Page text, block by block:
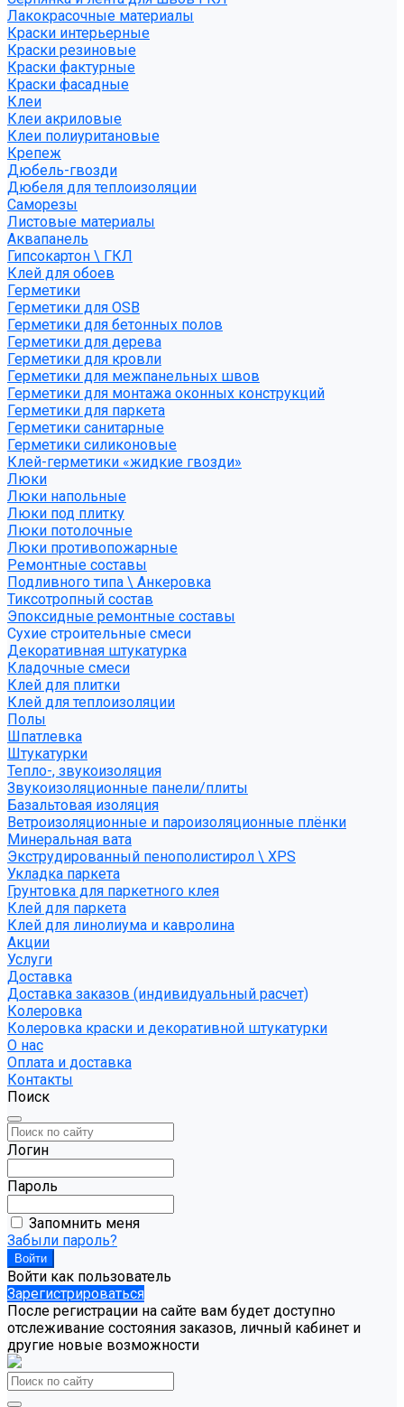
Лакокрасочные материалы
Краски интерьерные
Краски резиновые
Краски фактурные
Краски фасадные
Клеи
Клеи акриловые
Клеи полиуритановые
Крепеж
Дюбель-гвозди
Дюбеля для теплоизоляции
Саморезы
Листовые материалы
Аквапанель
Гипсокартон \ ГКЛ
Клей для обоев
Герметики
Герметики для OSB
Герметики для бетонных полов
Герметики для дерева
Герметики для кровли
Герметики для межпанельных швов
Герметики для монтажа оконных конструкций
Герметики для паркета
Герметики санитарные
Герметики силиконовые
Клей-герметики «жидкие гвозди»
Люки
Люки напольные
Люки под плитку
Люки потолочные
Люки противопожарные
Ремонтные составы
Подливного типа \ Анкеровка
Тиксотропный состав
Эпоксидные ремонтные составы
Сухие строительные смеси
Декоративная штукатурка
Кладочные смеси
Клей для плитки
Клей для теплоизоляции
Полы
Шпатлевка
Штукатурки
Тепло-, звукоизоляция
Звукоизоляционные панели/плиты
Базальтовая изоляция
Ветроизоляционные и пароизоляционные плёнки
Минеральная вата
Экструдированный пенополистирол \ XPS
Укладка паркета
Грунтовка для паркетного клея
Клей для паркета
Клей для линолиума и кавролина
Акции
Услуги
Доставка
Доставка заказов (индивидуальный расчет)
Колеровка
Колеровка краски и декоративной штукатурки
О нас
Оплата и доставка
Контакты
Поиск
Логин
Пароль
Запомнить меня
Забыли пароль?
Войти как пользователь
Зарегистрироваться
После регистрации на сайте вам будет доступно
отслеживание состояния заказов, личный кабинет и
другие новые возможности